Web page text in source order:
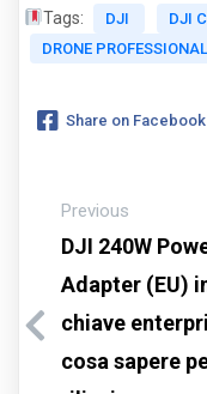
Tags: DJI
DJI
DRONE
Share on Facebook
Previous
DJI 240W
Adapter (EU)
chiave
cosa sapere